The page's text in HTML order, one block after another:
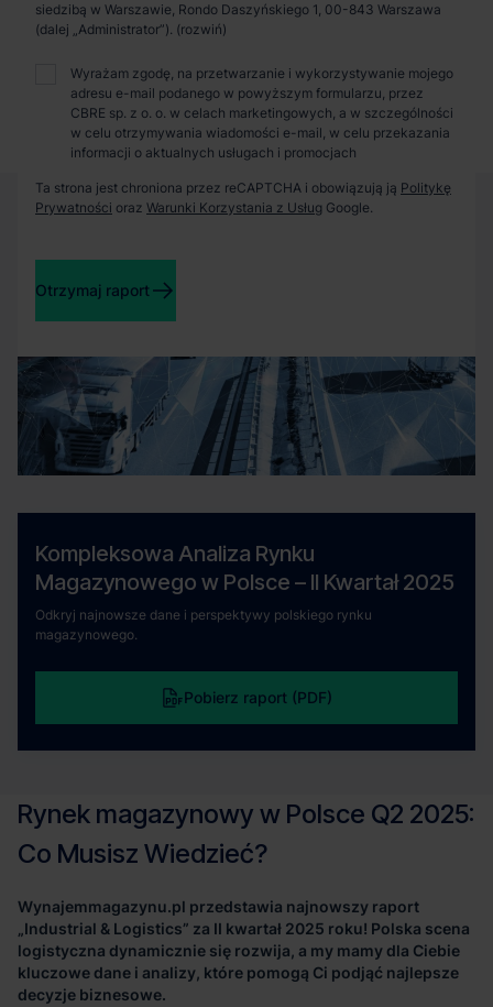
Kompleksowa Analiza Rynku
Magazynowego w Polsce – II Kwartał 2025
Odkryj najnowsze dane i perspektywy polskiego rynku
magazynowego.
Pobierz raport (PDF)
Wynajemmagazynu.pl przedstawia najnowszy raport
„Industrial & Logistics” za II kwartał 2025 roku! Polska scena
logistyczna dynamicznie się rozwija, a my mamy dla Ciebie
kluczowe dane i analizy, które pomogą Ci podjąć najlepsze
decyzje biznesowe.
Zaprosimy Cię na spotkanie, omówimy szczegóły i
pokażemy inwestycje.
Zamknij
siedzibą w Warszawie, Rondo Daszyńskiego 1, 00-843 Warszawa
(dalej „Administrator”).
Wyrażam zgodę, na przetwarzanie i wykorzystywanie mojego
adresu e-mail podanego w powyższym formularzu, przez
CBRE sp. z o. o. w celach marketingowych, a w szczególności
w celu otrzymywania wiadomości e-mail, w celu przekazania
informacji o aktualnych usługach i promocjach
Ta strona jest chroniona przez reCAPTCHA i obowiązują ją Politykę
Prywatności oraz Warunki Korzystania z Usług Google.
Otrzymaj raport